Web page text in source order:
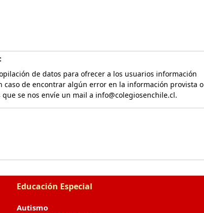
de datos para ofrecer a los usuarios información
caso de encontrar algún error en la información provista o
se nos envíe un mail a info@colegiosenchile.cl.
Educación Especial
Autismo